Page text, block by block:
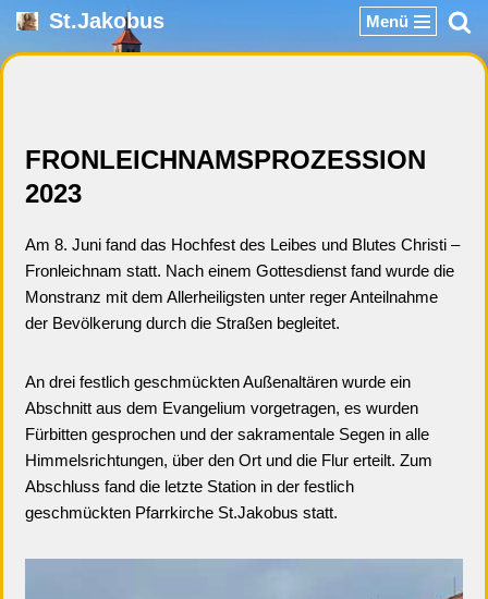
Zum
St.Jakobus Menü
FRONLEICHNAMSPROZESSION
2023
Am 8. Juni fand das Hochfest des Leibes und Blutes Christi –
Fronleichnam statt. Nach einem Gottesdienst fand wurde die
Monstranz mit dem Allerheiligsten unter reger Anteilnahme
der Bevölkerung durch die Straßen begleitet.
An drei festlich geschmückten Außenaltären wurde ein
Abschnitt aus dem Evangelium vorgetragen, es wurden
Fürbitten gesprochen und der sakramentale Segen in alle
Himmelsrichtungen, über den Ort und die Flur erteilt. Zum
Abschluss fand die letzte Station in der festlich
geschmückten Pfarrkirche St.Jakobus statt.